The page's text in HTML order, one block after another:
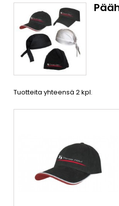
Tuotteita yhteensä 2 kpl.